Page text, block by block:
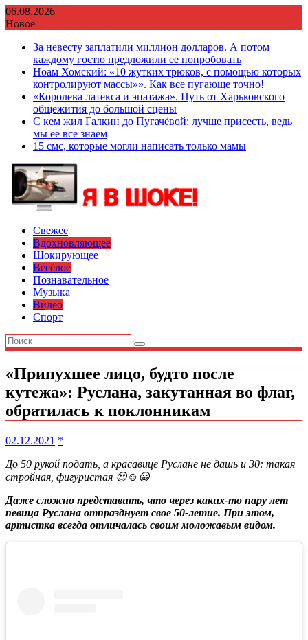
Перейти
к
06.08.2026
Новое
За невесту заплатили миллион долларов. А потом
каждому гостю предложили ее попробовать
Ноам Хомский: «10 жутких трюков, с помощью которых
контролируют массы»». Как все пугающе точно!
«Королева латекса и эпатажа». Путь от Харьковского
общежития до большой сцены
С кем жил Галкин до Пугачёвой: лучше присесть, ведь
мы ее все знаем
15 смс, которые могли написать только мамы
Свежее
Вдохновляющее
Шокирующее
Весёлое
Познавательное
Музыка
Видео
Спорт
«Припухшее лицо, будто после
кутежа»: Руслана, закутанная во флаг,
обратилась к поклонникам
02.12.2021 *
До 50 рукой подать, а красавице Руслане не дашь и 30: такая
стройная, фигуристая 😍☺️😀
Даже сложно представить, что через каких-то пару лет
певица Руслана отпразднует свое 50-летие. При этом,
артистка всегда отличалась своим моложавым видом.